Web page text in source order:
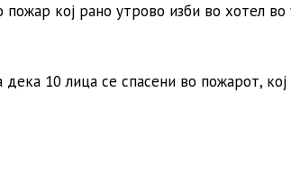
пожар кој рано утрово изби во хотел
10 лица се спасени во пожарот,